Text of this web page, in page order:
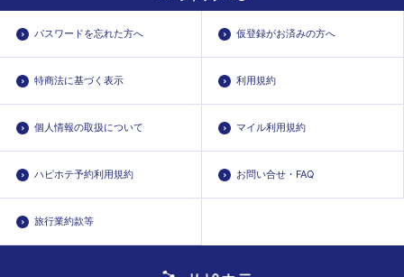
パスワードを忘れた方へ 仮登録がお済みの方へ
特商法に基づく表示 利用規約
個人情報の取扱について マイル利用規約
ハピホテ予約利用規約 お問い合せ・FAQ
旅行業約款等